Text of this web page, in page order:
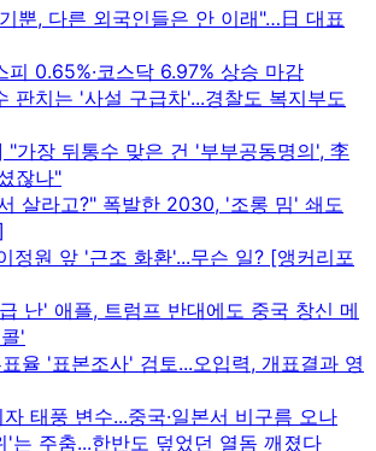
뿐, 다른 외국인들은 안 이래"…日 대표
피 0.65%·코스닥 6.97% 상승 마감
판치는 '사설 구급차'...경찰도 복지부도
"가장 뒤통수 맞은 건 '부부공동명의', 李
잖나"
살라고?" 폭발한 2030, '조롱 밈' 쇄도
정원 앞 '근조 화환'...무슨 일? [앵커리포
난' 애플, 트럼프 반대에도 중국 창신 메
'
율 '표본조사' 검토...오입력, 개표결과 영
태풍 변수...중국·일본서 비구름 오나
'는 주춤...한반도 덮었던 열돔 깨졌다